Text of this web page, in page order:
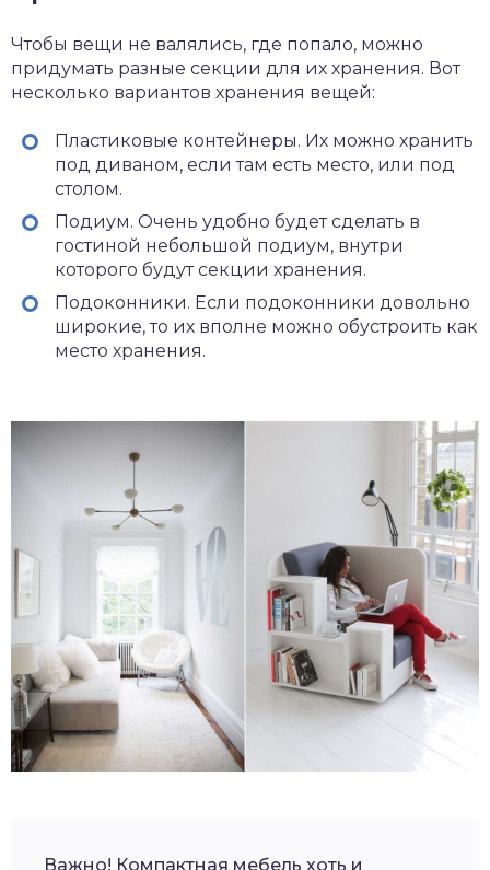
Чтобы вещи не валялись, где попало, можно
придумать разные секции для их хранения. Вот
несколько вариантов хранения вещей:
Пластиковые контейнеры. Их можно хранить
под диваном, если там есть место, или под
столом.
Подиум. Очень удобно будет сделать в
гостиной небольшой подиум, внутри
которого будут секции хранения.
Подоконники. Если подоконники довольно
широкие, то их вполне можно обустроить как
место хранения.
Важно! Компактная мебель хоть и